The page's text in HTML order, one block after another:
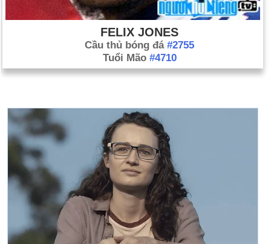
FELIX JONES
Cầu thủ bóng đá #2755
Tuổi Mão #4710